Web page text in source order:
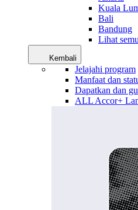
Kuala
Bali
Bandung
Lihat
Kembali
Jelajahi program
Manfaat dan
Dapatkan dan
ALL Accor+